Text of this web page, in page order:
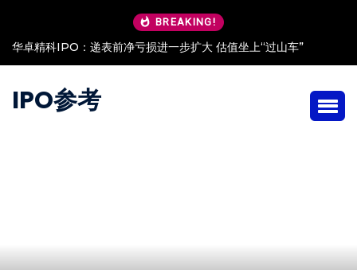
BREAKING!
华卓精科IPO：递表前净亏损进一步扩大 估值坐上“过山车”
IPO参考